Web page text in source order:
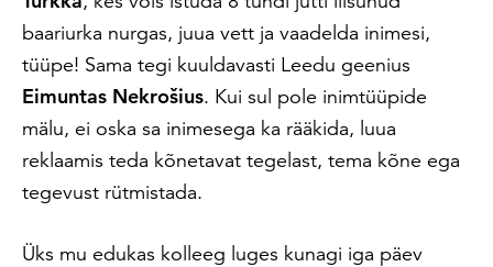
baariurka nurgas, juua vett ja vaadelda inimesi,
tüüpe! Sama tegi kuuldavasti Leedu geenius
Eimuntas Nekrošius. Kui sul pole inimtüüpide
mälu, ei oska sa inimesega ka rääkida, luua
reklaamis teda kõnetavat tegelast, tema kõne ega
tegevust rütmistada.
Üks mu edukas kolleeg luges kunagi iga päev